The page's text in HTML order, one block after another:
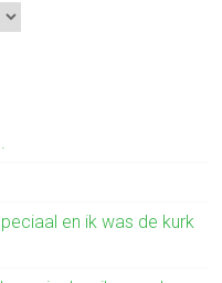
en ik was de kurk